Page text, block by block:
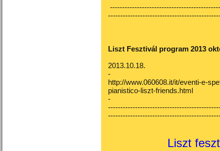
Liszt Fesztivál program 2013
2013.10.18.
-
http://www.060608.it/it/eventi-e-
pianistico-liszt-friends.html
-
Liszt